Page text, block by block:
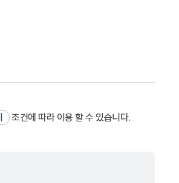
조건에 따라 이용 할 수 있습니다.